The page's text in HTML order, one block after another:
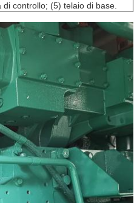
controllo; (5) telaio di base.